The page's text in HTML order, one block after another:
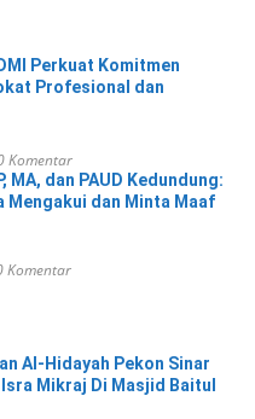
Perkuat Komitmen
Profesional dan
Komentar
MA, dan PAUD Kedundung:
Mengakui dan Minta Maaf
Komentar
Al-Hidayah Pekon Sinar
Mikraj Di Masjid Baitul